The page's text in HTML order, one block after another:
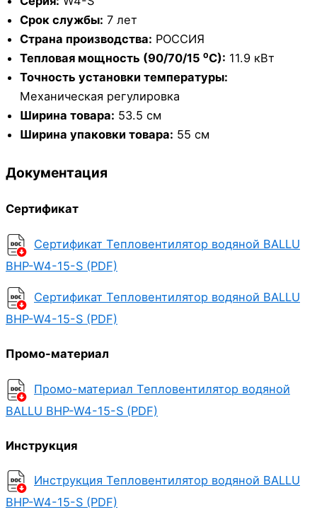
Срок службы: 7 лет
Страна производства: РОССИЯ
Тепловая мощность (90/70/15 ⁰С): 11.9 кВт
Точность установки температуры:
Механическая регулировка
Ширина товара: 53.5 см
Ширина упаковки товара: 55 см
Документация
Сертификат
Сертификат Тепловентилятор водяной BALLU
BHP-W4-15-S (PDF)
Сертификат Тепловентилятор водяной BALLU
BHP-W4-15-S (PDF)
Промо-материал
Промо-материал Тепловентилятор водяной
BALLU BHP-W4-15-S (PDF)
Инструкция
Инструкция Тепловентилятор водяной BALLU
BHP-W4-15-S (PDF)